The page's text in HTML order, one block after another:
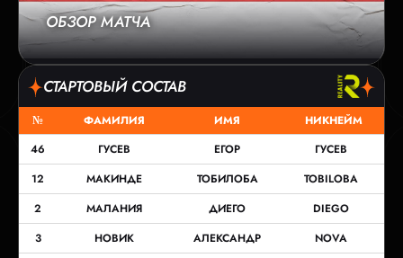
ОБЗОР МАТЧА
СТАРТОВЫЙ СОСТАВ
№ ФАМИЛИЯ ИМЯ
НИКНЕЙМ
46
ГУСЕВ ЕГОР
ГУСЕВ
12
МАКИНДЕ ТОБИЛОБА
TOBILOBA
2
МАЛАНИЯ ДИЕГО
DIEGO
3
НОВИК АЛЕКСАНДР
NOVA